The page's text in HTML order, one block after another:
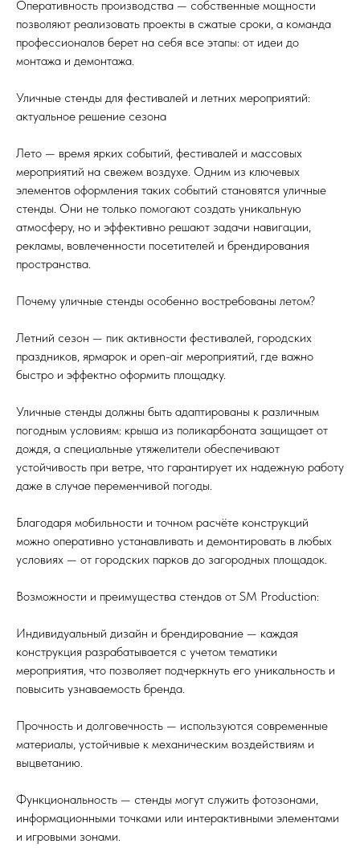
Оперативность производства — собственные мощности
позволяют реализовать проекты в сжатые сроки, а команда
профессионалов берет на себя все этапы: от идеи до
монтажа и демонтажа.
Уличные стенды для фестивалей и летних мероприятий:
актуальное решение сезона
Лето — время ярких событий, фестивалей и массовых
мероприятий на свежем воздухе. Одним из ключевых
элементов оформления таких событий становятся уличные
стенды. Они не только помогают создать уникальную
атмосферу, но и эффективно решают задачи навигации,
рекламы, вовлеченности посетителей и брендирования
пространства.
Почему уличные стенды особенно востребованы летом?
Летний сезон — пик активности фестивалей, городских
праздников, ярмарок и open-air мероприятий, где важно
быстро и эффектно оформить площадку.
Уличные стенды должны быть адаптированы к различным
погодным условиям: крыша из поликарбоната защищает от
дождя, а специальные утяжелители обеспечивают
устойчивость при ветре, что гарантирует их надежную работу
даже в случае переменчивой погоды.
Благодаря мобильности и точном расчёте конструкций
можно оперативно устанавливать и демонтировать в любых
условиях — от городских парков до загородных площадок.
Возможности и преимущества стендов от SM Production:
Индивидуальный дизайн и брендирование — каждая
конструкция разрабатывается с учетом тематики
мероприятия, что позволяет подчеркнуть его уникальность и
повысить узнаваемость бренда.
Прочность и долговечность — используются современные
материалы, устойчивые к механическим воздействиям и
выцветанию.
Функциональность — стенды могут служить фотозонами,
информационными точками или интерактивными элементами
и игровыми зонами.